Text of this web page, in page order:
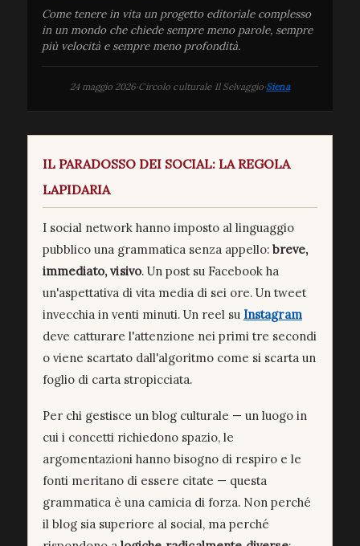
Come tenere in vita un progetto editoriale complesso
in un mondo che chiede sempre meno parole, sempre
più velocità e sempre meno profondità.
24 maggio 2026·Circolo culturale Il Selvaggio·Siena
IL PARADOSSO DEI SOCIAL: LA REGOLA
LAPIDARIA
I social network hanno imposto al linguaggio
pubblico una grammatica senza appello: breve,
immediato, visivo. Un post su Facebook ha
un'aspettativa di vita media di sei ore. Un tweet
invecchia in venti minuti. Un reel su Instagram
deve catturare l'attenzione nei primi tre secondi
o viene scartato dall'algoritmo come si scarta un
foglio di carta stropicciata.
Per chi gestisce un blog culturale — un luogo in
cui i concetti richiedono spazio, le
argomentazioni hanno bisogno di respiro e le
fonti meritano di essere citate — questa
grammatica è una camicia di forza. Non perché
il blog sia superiore al social, ma perché